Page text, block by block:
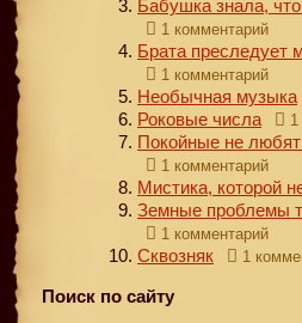
Бабушка знала,
1 комментарий
Брата преследует
1 комментарий
Необычная музыка
Роковые числа
Покойные не
1 комментарий
Мистика, которой
Земные проблемы
1 комментарий
Сквозняк 1
Поиск по сайту